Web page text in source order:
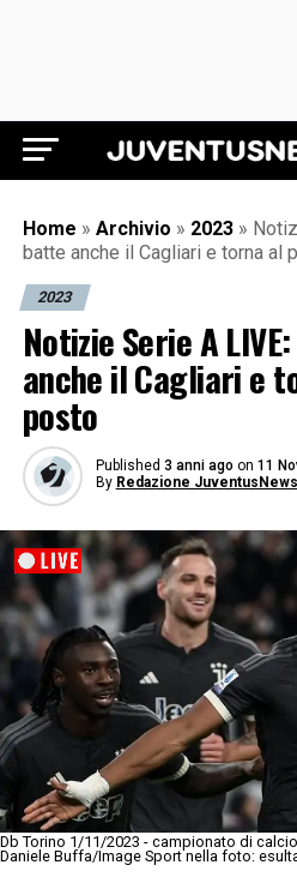
Juventus
Home » Archivio » 2023 »
batte anche il Cagliari e torna al
2023
Notizie Serie A
anche il Cagliari e
posto
Published 3 anni ago on 11
By Redazione
Db Torino 1/11/2023 - campionato di
Daniele Buffa/Image Sport nella foto: